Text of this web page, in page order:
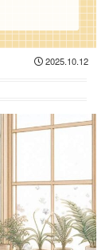
2025.10.12